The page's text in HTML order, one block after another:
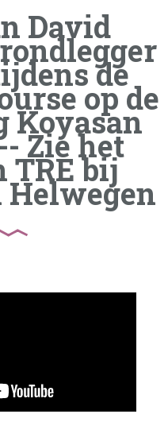
David
de
op de
Koyasan
Zie het
TRE bij